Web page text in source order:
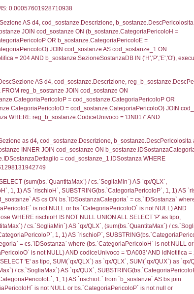
FROM
FROM
AND
FROM
AND
FROM
AND